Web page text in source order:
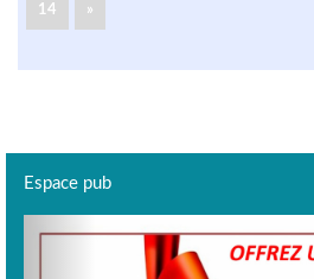
14 »
Espace pub